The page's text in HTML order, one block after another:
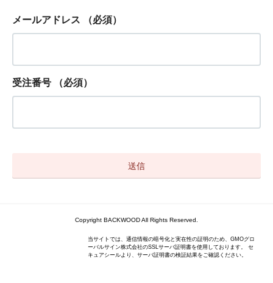
メールアドレス （必須）
受注番号 （必須）
Copyright BACKWOOD All Rights Reserved.
当サイトでは、通信情報の暗号化と実在性の証明のため、GMOグロ
ーバルサイン株式会社のSSLサーバ証明書を使用しております。 セ
キュアシールより、サーバ証明書の検証結果をご確認ください。